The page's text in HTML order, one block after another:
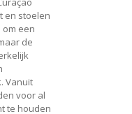
en stoelen
om een
de
Vanuit
voor al
te houden